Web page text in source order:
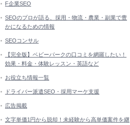
F企業SEO
SEOのプロが語る、採用・物流・農業・副業で豊
かになるための情報
SEOコンサル
【完全版】ベビーパークの口コミを網羅したい！
効果・料金・体験レッスン・英語など
お役立ち情報一覧
ドライバー派遣SEO・採用マーケ支援
広告掲載
文字単価1円から脱却！未経験から高単価案件を継